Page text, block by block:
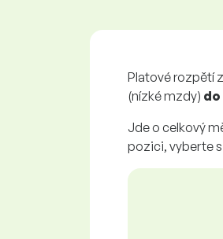
Platové rozpětí
(nízké mzdy) do
Jde o celkový
pozici, vyberte